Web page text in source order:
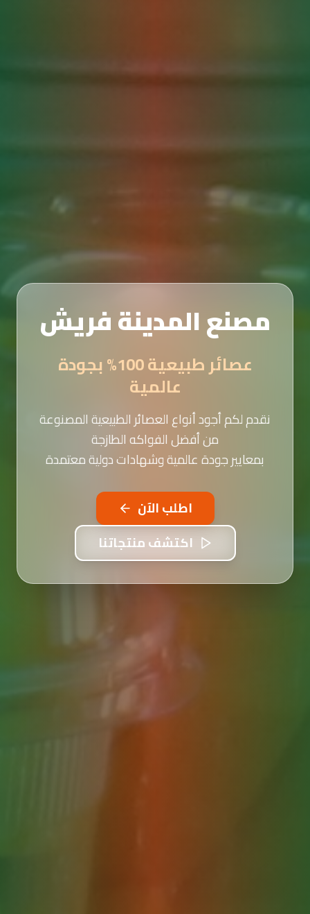
مصنع المدينة فريش
عصائر طبيعية 100% بجودة
عالمية
نقدم لكم أجود أنواع العصائر الطبيعية المصنوعة
من أفضل الفواكه الطازجة
بمعايير جودة عالمية وشهادات دولية معتمدة
اطلب الآن
اكتشف منتجاتنا